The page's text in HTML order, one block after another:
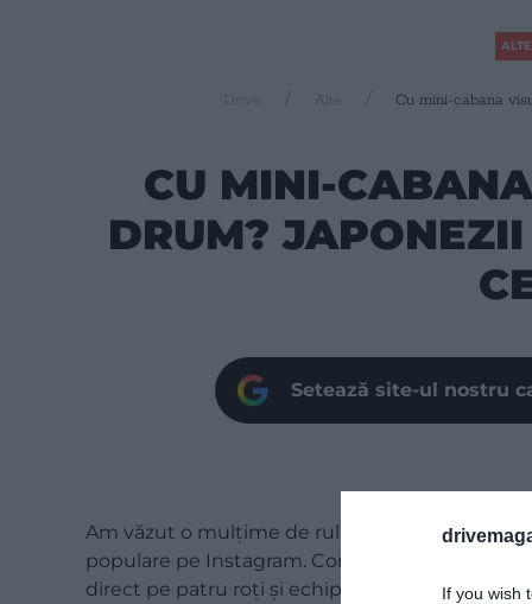
If you wish
ALTE
Drive Alte Cu mini-cabana
CU MINI-
DRUM?
Setează site-ul nostru
Am văzut o mulțime de rulote care încearcă
populare pe Instagram. Compania japoneză
direct pe patru roți și echipând-o cu un cârlig